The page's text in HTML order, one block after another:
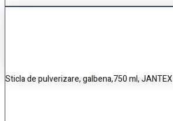
Sticla de pulverizare, galbena,750 ml, JANTEX